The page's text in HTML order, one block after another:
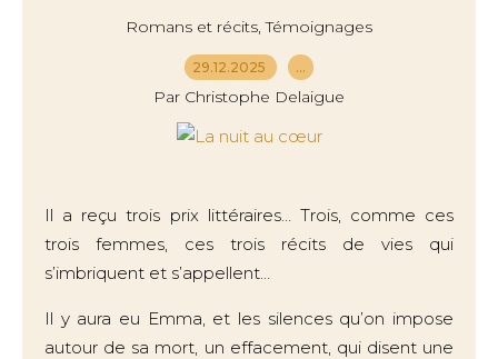
Romans et récits,Témoignages
29.12.2025 …
Par Christophe Delaigue
Il a reçu trois prix littéraires… Trois, comme ces
trois femmes, ces trois récits de vies qui
s’imbriquent et s’appellent…
Il y aura eu Emma, et les silences qu’on impose
autour de sa mort, un effacement, qui disent une